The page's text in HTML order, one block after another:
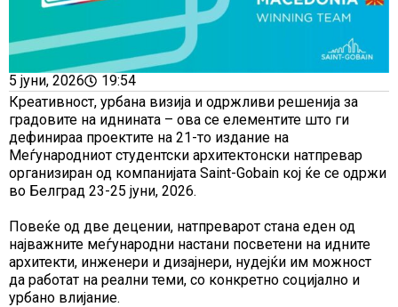
5 јуни, 2026
19:54
Креативност, урбана визија и одржливи решенија за
градовите на иднината – ова се елементите што ги
дефинираа проектите на 21-то издание на
Меѓународниот студентски архитектонски натпревар
организиран од компанијата Saint-Gobain кој ќе се одржи
во Белград 23-25 јуни, 2026.
Повеќе од две децении, натпреварот стана еден од
најважните меѓународни настани посветени на идните
архитекти, инженери и дизајнери, нудејќи им можност
да работат на реални теми, со конкретно социјално и
урбано влијание.